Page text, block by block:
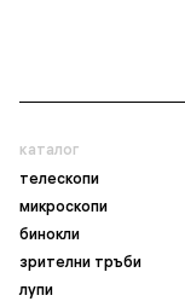
каталог
телескопи
микроскопи
бинокли
зрителни тръби
лупи